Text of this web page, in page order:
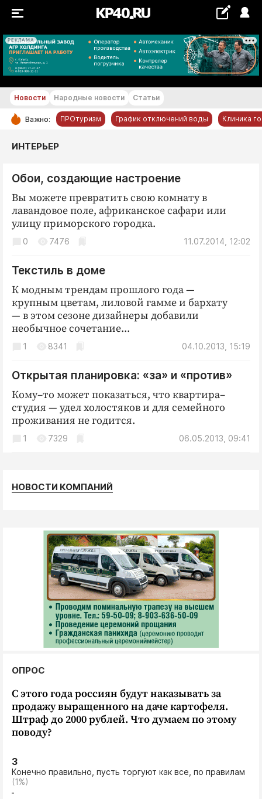
РЕКЛАМА
+24...+25 °С
РУБРИКИ
Новости компаний
Статьи
Народные новости
Авто и транспорт
Криминал
Культура
Недвижимость и ЖКХ
Образование
Общество
Праздники
Происшествия
Спорт
Экономика и бизнес
Издания
Интересное чтиво
Клиника года
Бренд года
Работодатель года
Новости Народные новости Статьи
Важно: ПРОтуризм График отключений воды Клиника
ИНТЕРЬЕР
Обои, создающие настроение
Вы можете превратить свою комнату в
лавандовое поле, африканское сафари или
улицу приморского городка.
11.07.2014, 12:02
0 7476
Текстиль в доме
К модным трендам прошлого года —
крупным цветам, лиловой гамме и бархату
— в этом сезоне дизайнеры добавили
необычное сочетание...
04.10.2013, 15:19
1 8341
Открытая планировка: «за» и «против»
Кому–то может показаться, что квартира–
студия — удел холостяков и для семейного
проживания не годится.
06.05.2013, 09:41
1 7329
НОВОСТИ КОМПАНИЙ
ОПРОС
С этого года россиян будут наказывать за
продажу выращенного на даче картофеля.
Штраф до 2000 рублей. Что думаем по этому
поводу?
3
Конечно правильно, пусть торгуют как все, по правилам
(1%)